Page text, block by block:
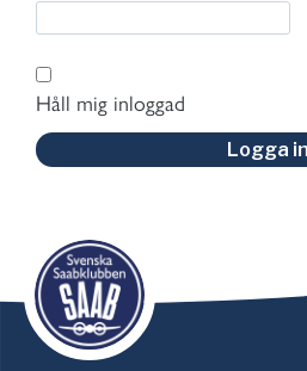
Håll mig inloggad
Logga in